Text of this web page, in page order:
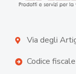
Via degli
Codice